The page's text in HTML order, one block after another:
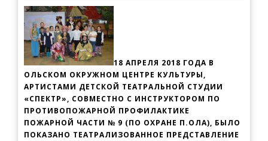
18 АПРЕЛЯ 2018 ГОДА В
ОЛЬСКОМ ОКРУЖНОМ ЦЕНТРЕ КУЛЬТУРЫ,
АРТИСТАМИ ДЕТСКОЙ ТЕАТРАЛЬНОЙ СТУДИИ
«СПЕКТР», СОВМЕСТНО С ИНСТРУКТОРОМ ПО
ПРОТИВОПОЖАРНОЙ ПРОФИЛАКТИКЕ
ПОЖАРНОЙ ЧАСТИ № 9 (ПО ОХРАНЕ П.ОЛА), БЫЛО
ПОКАЗАНО ТЕАТРАЛИЗОВАННОЕ ПРЕДСТАВЛЕНИЕ